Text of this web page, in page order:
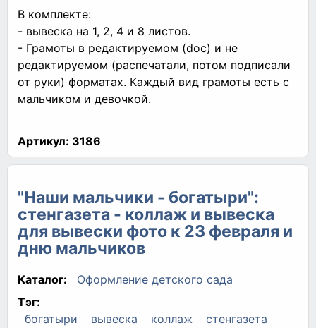
В комплекте:
- вывеска на 1, 2, 4 и 8 листов.
- Грамоты в редактируемом (doc) и не
редактируемом (распечатали, потом подписали
от руки) форматах. Каждый вид грамоты есть с
мальчиком и девочкой.
Артикул: 3186
"Наши мальчики - богатыри":
стенгазета - коллаж и вывеска
для вывески фото к 23 февраля и
дню мальчиков
Каталог:
Оформление детского сада
Тэг:
богатыри
вывеска коллаж
стенгазета